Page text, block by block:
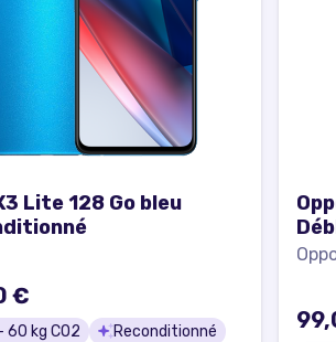
Lite 128 Go bleu
€
60 kg CO2
Reconditionné